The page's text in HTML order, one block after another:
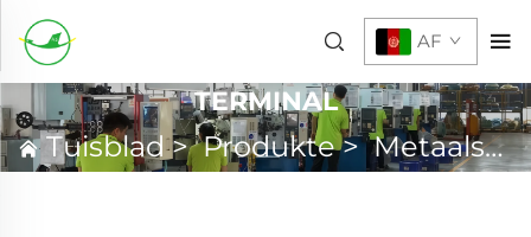
AF
TERMINAL
Tuisblad>Produkte>Metaalstempeling